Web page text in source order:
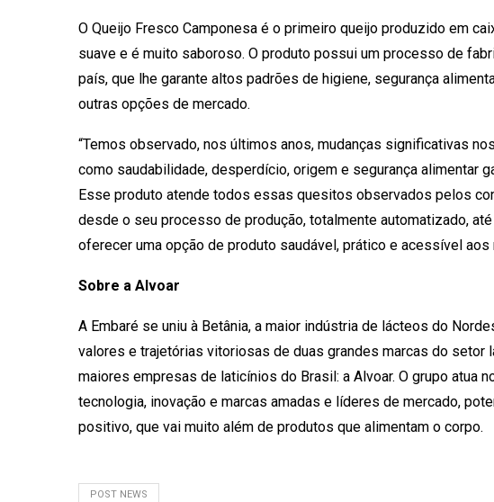
O Queijo Fresco Camponesa é o primeiro queijo produzido em
suave e é muito saboroso. O produto possui um processo de
país, que lhe garante altos padrões de higiene, segurança
outras opções de mercado.
“Temos observado, nos últimos anos, mudanças significativas
como saudabilidade, desperdício, origem e segurança alimentar
Esse produto atende todos essas quesitos observados pelos
desde o seu processo de produção, totalmente automatizado,
oferecer uma opção de produto saudável, prático e acessível
Sobre a Alvoar
A Embaré se uniu à Betânia, a maior indústria de lácteos do
valores e trajetórias vitoriosas de duas grandes marcas do setor
maiores empresas de laticínios do Brasil: a Alvoar. O grupo atua
tecnologia, inovação e marcas amadas e líderes de mercado,
positivo, que vai muito além de produtos que alimentam o corpo.
POST NEWS